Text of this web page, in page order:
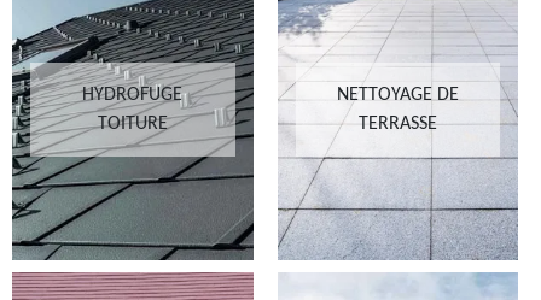
HYDROFUGE
TOITURE
NETTOYAGE DE
TERRASSE